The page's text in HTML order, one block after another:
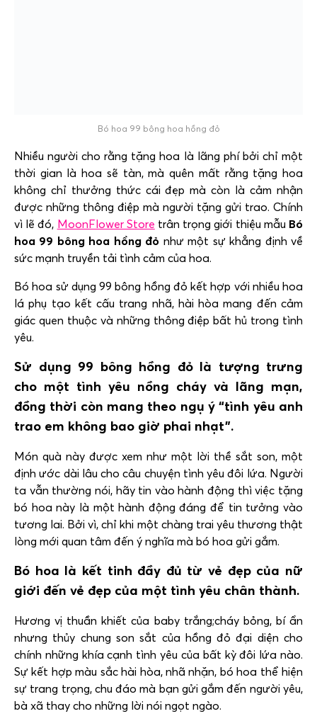
Bó hoa 99 bông hoa hồng đỏ
Nhiều người cho rằng tặng hoa là lãng phí bởi chỉ một
thời gian là hoa sẽ tàn, mà quên mất rằng tặng hoa
không chỉ thưởng thức cái đẹp mà còn là cảm nhận
được những thông điệp mà người tặng gửi trao. Chính
vì lẽ đó, MoonFlower Store trân trọng giới thiệu mẫu Bó
hoa 99 bông hoa hồng đỏ như một sự khẳng định về
sức mạnh truyền tải tình cảm của hoa.
Bó hoa sử dụng 99 bông hồng đỏ kết hợp với nhiều hoa
lá phụ tạo kết cấu trang nhã, hài hòa mang đến cảm
giác quen thuộc và những thông điệp bất hủ trong tình
yêu.
Sử dụng 99 bông hồng đỏ là tượng trưng
cho một tình yêu nồng cháy và lãng mạn,
đồng thời còn mang theo ngụ ý “tình yêu anh
trao em không bao giờ phai nhạt”.
Món quà này được xem như một lời thề sắt son, một
định ước dài lâu cho câu chuyện tình yêu đôi lứa. Người
ta vẫn thường nói, hãy tin vào hành động thì việc tặng
bó hoa này là một hành động đáng để tin tưởng vào
tương lai. Bởi vì, chỉ khi một chàng trai yêu thương thật
lòng mới quan tâm đến ý nghĩa mà bó hoa gửi gắm.
Bó hoa là kết tinh đầy đủ từ vẻ đẹp của nữ
giới đến vẻ đẹp của một tình yêu chân thành.
Hương vị thuần khiết của baby trắng;cháy bỏng, bí ẩn
nhưng thủy chung son sắt của hồng đỏ đại diện cho
chính những khía cạnh tình yêu của bất kỳ đôi lứa nào.
Sự kết hợp màu sắc hài hòa, nhã nhặn, bó hoa thể hiện
sự trang trọng, chu đáo mà bạn gửi gắm đến người yêu,
bà xã thay cho những lời nói ngọt ngào.